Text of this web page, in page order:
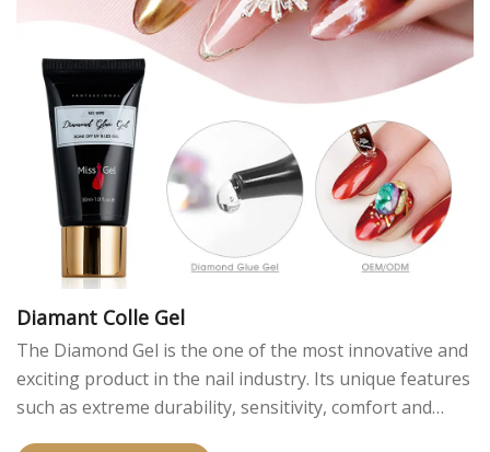
Diamant Colle Gel
The Diamond Gel is the one of the most innovative and
exciting product in the nail industry. Its unique features
such as extreme durability, sensitivity, comfort and